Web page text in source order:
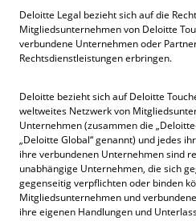
Deloitte Legal bezieht sich auf die
Mitgliedsunternehmen von Deloitte
verbundene Unternehmen oder
Rechtsdienstleistungen erbringen.
Deloitte bezieht sich auf Deloitte
weltweites Netzwerk von
Unternehmen (zusammen die
„Deloitte Global“ genannt) und jedes
ihre verbundenen Unternehmen sind
unabhängige Unternehmen, die sich
gegenseitig verpflichten oder binden
Mitgliedsunternehmen und
ihre eigenen Handlungen und